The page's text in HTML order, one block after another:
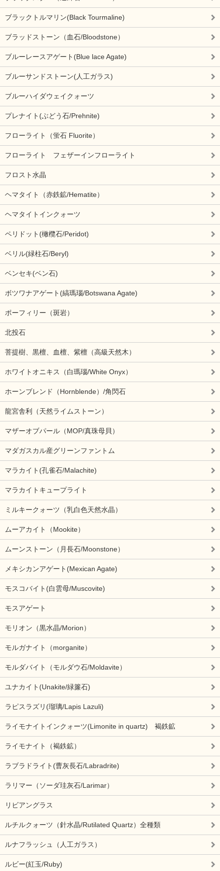
ブラックトルマリン(Black Tourmaline)
ブラッドストーン（血石/Bloodstone）
ブルーレースアゲート(Blue lace Agate)
ブルーサンドストーン(人工ガラス)
ブルーハイダウェイクォーツ
プレナイト(ぶどう石/Prehnite)
フローライト（蛍石 Fluorite）
フローライト フェザーインフローライト
フロスト水晶
ヘマタイト（赤鉄鉱/Hematite）
ヘマタイトインクォーツ
ペリドット(橄欖石/Peridot)
ベリル(緑柱石/Beryl)
ベンセキ(ベン石)
ボツワナアゲート(縞瑪瑙/Botswana Agate)
ポーフィリー（斑岩）
北投石
菩提樹、黒檀、血檀、紫檀（高級天然木）
ホワイトオニキス（白瑪瑙/White Onyx）
ホーンブレンド（Hornblende）/角閃石
龍宮舎利（天然ライムストーン）
マザーオブパール（MOP/真珠母貝）
マダガスカル産グリーンファントム
マラカイト(孔雀石/Malachite)
マラカイトキュープライト
ミルキークォーツ（乳白色天然水晶）
ムーアカイト（Mookite）
ムーンストーン（月長石/Moonstone）
メキシカンアゲート(Mexican Agate)
モスコバイト(白雲母/Muscovite)
モスアゲート
モリオン（黒水晶/Morion）
モルガナイト（morganite）
モルダバイト（モルダウ石/Moldavite）
ユナカイト(Unakite/緑簾石)
ラピスラズリ(瑠璃/Lapis Lazuli)
ライモナイトインクォーツ(Limonite in quartz) 褐鉄鉱
ライモナイト（褐鉄鉱）
ラブラドライト(曹灰長石/Labradrite)
ラリマー（ソーダ珪灰石/Larimar）
リビアングラス
ルチルクォーツ（針水晶/Rutilated Quartz）全種類
ルナフラッシュ（人工ガラス）
ルビー(紅玉/Ruby)